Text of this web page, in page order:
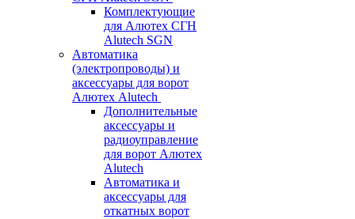
Комплектующие
для Алютех СГН
Alutech SGN
Автоматика
(электропроводы) и
аксессуары для ворот
Алютех Alutech
Дополнительные
аксессуары и
радиоуправление
для ворот Алютех
Alutech
Автоматика и
аксессуары для
откатных ворот